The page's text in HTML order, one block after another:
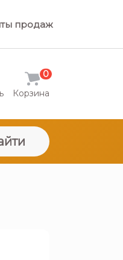
продаж
Корзина
0